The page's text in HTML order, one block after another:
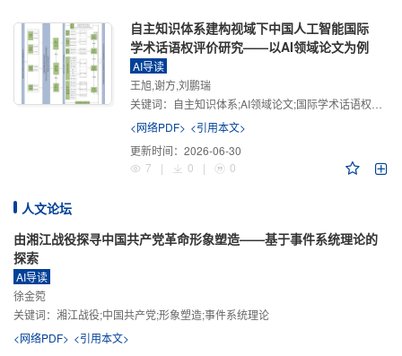
自主知识体系建构视域下中国人工智能国际
学术话语权评价研究——以AI领域论文为例
AI导读
王旭,谢方,刘鹏瑞
关键词： 自主知识体系;AI领域论文;国际学术话语权评价;学术影响力;学术感知力;学术传播力;学术引领力
<网络PDF> <引用本文>
更新时间： 2026-06-30
7
| 0 | 0
人文论坛
由湘江战役探寻中国共产党革命形象塑造——基于事件系统理论的
探索
AI导读
徐金菀
关键词： 湘江战役;中国共产党;形象塑造;事件系统理论
<网络PDF> <引用本文>